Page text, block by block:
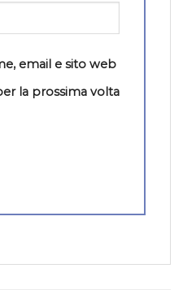
email e sito web
la prossima volta